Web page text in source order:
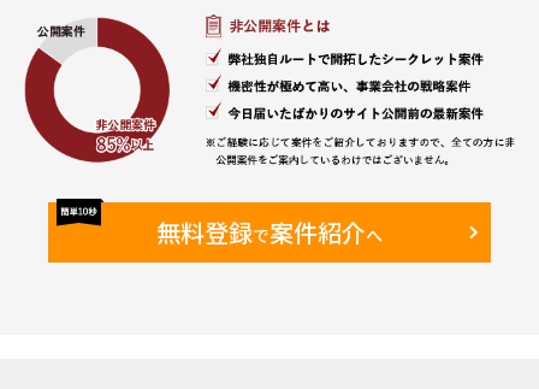
• 指示待ちではなく主体的に動ける方
• 複数案件を同時並行で管理できる方
• 課題を整理して関係者を巻き込める方
• 業務とシステム双方の観点で提案できる方
• ベンダー任せにせず推進できる方
無料登録で案件紹介へ